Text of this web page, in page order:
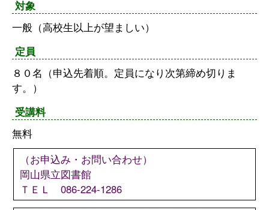
対象
一般（高校生以上が望ましい）
定員
８０名（申込先着順。定員になり次第締め切りま
す。）
受講料
無料
（お申込み・お問い合わせ）
岡山県立図書館
ＴＥＬ 086-224-1286